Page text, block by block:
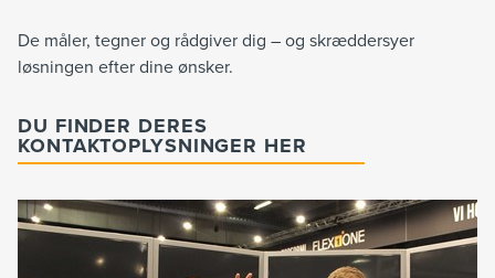
De måler, tegner og rådgiver dig – og skræddersyer
løsningen efter dine ønsker.
DU FINDER DERES
KONTAKTOPLYSNINGER HER